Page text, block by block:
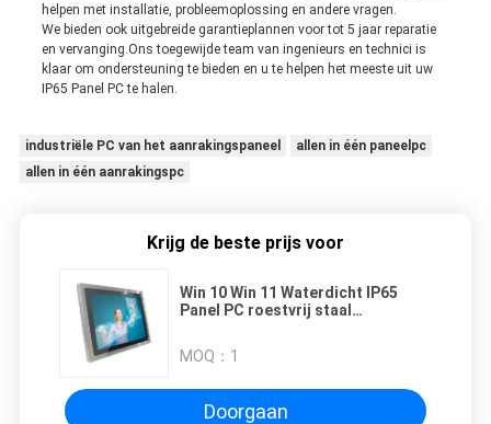
helpen met installatie, probleemoplossing en andere vragen.
We bieden ook uitgebreide garantieplannen voor tot 5 jaar reparatie
en vervanging.Ons toegewijde team van ingenieurs en technici is
klaar om ondersteuning te bieden en u te helpen het meeste uit uw
IP65 Panel PC te halen.
industriële PC van het aanrakingspaneel
allen in één paneelpc
allen in één aanrakingspc
Krijg de beste prijs voor
Win 10 Win 11 Waterdicht IP65
Panel PC roestvrij staal
MOQ： 1
Doorgaan